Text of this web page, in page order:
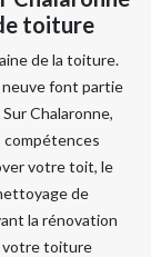
toiture
de la toiture.
font partie
Chalaronne,
compétences
votre toit, le
de
la rénovation
votre toiture